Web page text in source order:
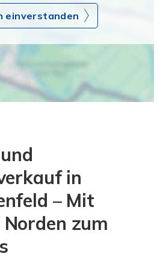
einverstanden
in
– Mit
zum